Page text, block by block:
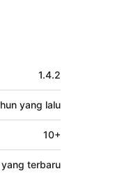
1.4.2
yang lalu
10+
terbaru